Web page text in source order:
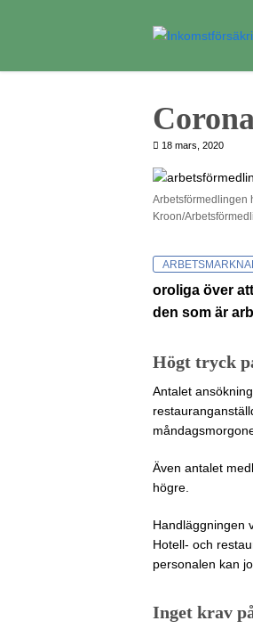
18 mars, 2020
Arbetsförmedlingen
Kroon/
oroliga över
den som är
Högt tryck
Antalet
Även antalet
högre.
Handläggningen
Hotell- och
personalen kan
Inget krav